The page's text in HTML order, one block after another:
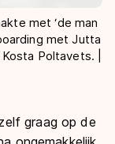
met ‘de man
met Jutta
Poltavets. |
graag op de